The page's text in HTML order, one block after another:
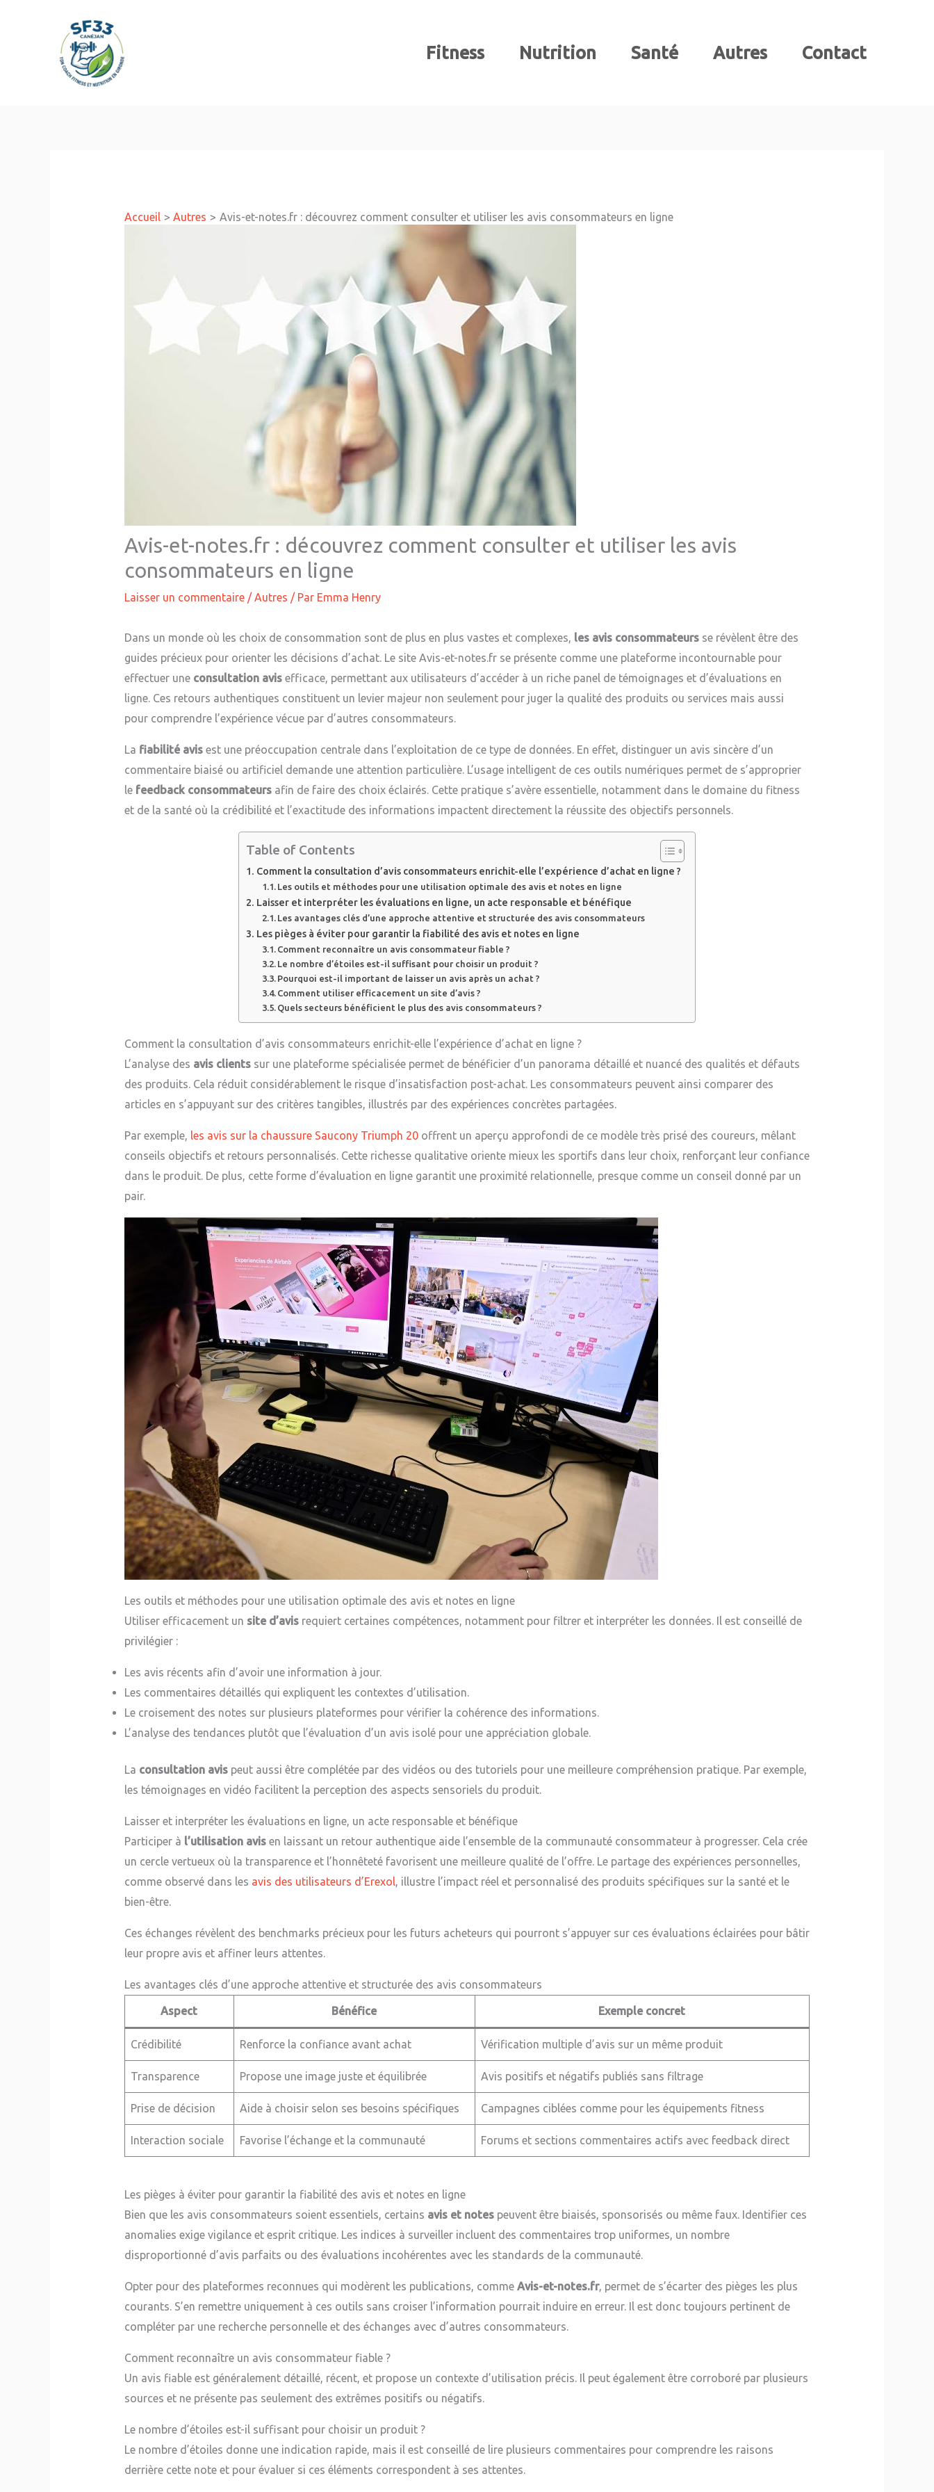
Fitness Nutrition Santé Autres Contact
Accueil Autres Avis-et-notes.fr : découvrez comment consulter et utiliser les avis consommateurs en ligne
Avis-et-notes.fr : découvrez comment consulter et utiliser les avis
consommateurs en ligne
Laisser un commentaire / Autres / Par Emma Henry
Dans un monde où les choix de consommation sont de plus en plus vastes et complexes, les avis consommateursse révèlent être des
guides précieux pour orienter les décisions d’achat. Le site Avis-et-notes.fr se présente comme une plateforme incontournable pour
effectuer une consultation avisefficace, permettant aux utilisateurs d’accéder à un riche panel de témoignages et d’évaluations en
ligne. Ces retours authentiques constituent un levier majeur non seulement pour juger la qualité des produits ou services mais aussi
pour comprendre l’expérience vécue par d’autres consommateurs.
La fiabilité avisest une préoccupation centrale dans l’exploitation de ce type de données. En effet, distinguer un avis sincère d’un
commentaire biaisé ou artificiel demande une attention particulière. L’usage intelligent de ces outils numériques permet de s’approprier
le feedback consommateursafin de faire des choix éclairés. Cette pratique s’avère essentielle, notamment dans le domaine du fitness
et de la santé où la crédibilité et l’exactitude des informations impactent directement la réussite des objectifs personnels.
Table of Contents
Comment la consultation d’avis consommateurs enrichit-elle l’expérience d’achat en ligne ?
Les outils et méthodes pour une utilisation optimale des avis et notes en ligne
Laisser et interpréter les évaluations en ligne, un acte responsable et bénéfique
Les avantages clés d’une approche attentive et structurée des avis consommateurs
Les pièges à éviter pour garantir la fiabilité des avis et notes en ligne
Comment reconnaître un avis consommateur fiable ?
Le nombre d’étoiles est-il suffisant pour choisir un produit ?
Pourquoi est-il important de laisser un avis après un achat ?
Comment utiliser efficacement un site d’avis ?
Quels secteurs bénéficient le plus des avis consommateurs ?
Comment la consultation d’avis consommateurs enrichit-elle l’expérience d’achat en ligne ?
L’analyse des avis clientssur une plateforme spécialisée permet de bénéficier d’un panorama détaillé et nuancé des qualités et défauts
des produits. Cela réduit considérablement le risque d’insatisfaction post-achat. Les consommateurs peuvent ainsi comparer des
articles en s’appuyant sur des critères tangibles, illustrés par des expériences concrètes partagées.
Par exemple, les avis sur la chaussure Saucony Triumph 20offrent un aperçu approfondi de ce modèle très prisé des coureurs, mêlant
conseils objectifs et retours personnalisés. Cette richesse qualitative oriente mieux les sportifs dans leur choix, renforçant leur confiance
dans le produit. De plus, cette forme d’évaluation en ligne garantit une proximité relationnelle, presque comme un conseil donné par un
pair.
Les outils et méthodes pour une utilisation optimale des avis et notes en ligne
Utiliser efficacement un site d’avisrequiert certaines compétences, notamment pour filtrer et interpréter les données. Il est conseillé de
privilégier :
Les avis récents afin d’avoir une information à jour.
Les commentaires détaillés qui expliquent les contextes d’utilisation.
Le croisement des notes sur plusieurs plateformes pour vérifier la cohérence des informations.
L’analyse des tendances plutôt que l’évaluation d’un avis isolé pour une appréciation globale.
La consultation avispeut aussi être complétée par des vidéos ou des tutoriels pour une meilleure compréhension pratique. Par exemple,
les témoignages en vidéo facilitent la perception des aspects sensoriels du produit.
Laisser et interpréter les évaluations en ligne, un acte responsable et bénéfique
Participer à l’utilisation avisen laissant un retour authentique aide l’ensemble de la communauté consommateur à progresser. Cela crée
un cercle vertueux où la transparence et l’honnêteté favorisent une meilleure qualité de l’offre. Le partage des expériences personnelles,
comme observé dans les avis des utilisateurs d’Erexol, illustre l’impact réel et personnalisé des produits spécifiques sur la santé et le
bien-être.
Ces échanges révèlent des benchmarks précieux pour les futurs acheteurs qui pourront s’appuyer sur ces évaluations éclairées pour bâtir
leur propre avis et affiner leurs attentes.
Les avantages clés d’une approche attentive et structurée des avis consommateurs
Aspect Bénéfice Exemple concret
Crédibilité Renforce la confiance avant achat Vérification multiple d’avis sur un même produit
Transparence Propose une image juste et équilibrée Avis positifs et négatifs publiés sans filtrage
Prise de décision Aide à choisir selon ses besoins spécifiques Campagnes ciblées comme pour les équipements fitness
Interaction sociale Favorise l’échange et la communauté Forums et sections commentaires actifs avec feedback direct
Les pièges à éviter pour garantir la fiabilité des avis et notes en ligne
Bien que les avis consommateurs soient essentiels, certains avis et notespeuvent être biaisés, sponsorisés ou même faux. Identifier ces
anomalies exige vigilance et esprit critique. Les indices à surveiller incluent des commentaires trop uniformes, un nombre
disproportionné d’avis parfaits ou des évaluations incohérentes avec les standards de la communauté.
Opter pour des plateformes reconnues qui modèrent les publications, comme Avis-et-notes.fr, permet de s’écarter des pièges les plus
courants. S’en remettre uniquement à ces outils sans croiser l’information pourrait induire en erreur. Il est donc toujours pertinent de
compléter par une recherche personnelle et des échanges avec d’autres consommateurs.
Comment reconnaître un avis consommateur fiable ?
Un avis fiable est généralement détaillé, récent, et propose un contexte d’utilisation précis. Il peut également être corroboré par plusieurs
sources et ne présente pas seulement des extrêmes positifs ou négatifs.
Le nombre d’étoiles est-il suffisant pour choisir un produit ?
Le nombre d’étoiles donne une indication rapide, mais il est conseillé de lire plusieurs commentaires pour comprendre les raisons
derrière cette note et pour évaluer si ces éléments correspondent à ses attentes.